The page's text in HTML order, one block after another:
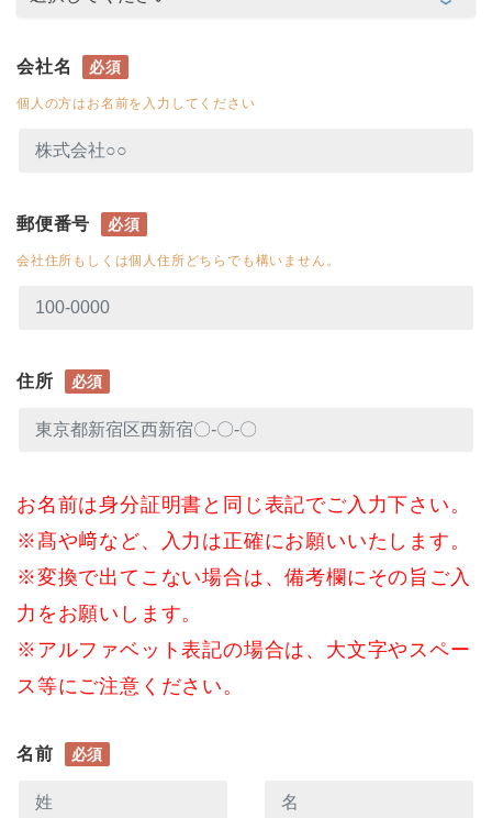
会社名 必須
個人の方はお名前を入力してください
郵便番号 必須
会社住所もしくは個人住所どちらでも構いません。
住所 必須
お名前は身分証明書と同じ表記でご入力下さい。
※髙や﨑など、入力は正確にお願いいたします。
※変換で出てこない場合は、備考欄にその旨ご入
力をお願いします。
※アルファベット表記の場合は、大文字やスペー
ス等にご注意ください。
名前 必須